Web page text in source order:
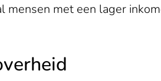
met een lager